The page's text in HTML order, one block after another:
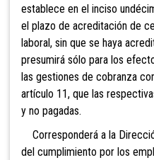
establece en el inciso
el plazo de acreditación de
laboral, sin que se haya
presumirá sólo para los
las gestiones de cobranza
artículo 11, que las
y no pagadas.
Corresponderá a la
del cumplimiento por los